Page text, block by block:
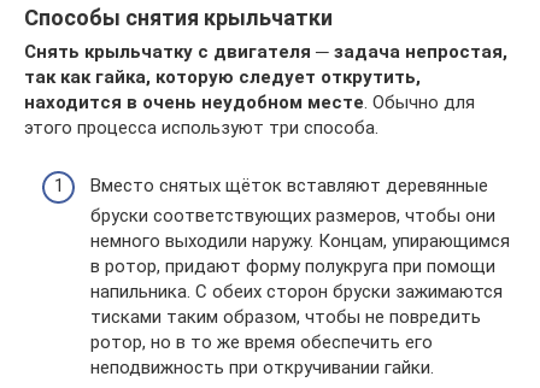
Способы снятия крыльчатки
Снять крыльчатку с двигателя ─ задача непростая,
так как гайка, которую следует открутить,
находится в очень неудобном месте . Обычно для
этого процесса используют три способа.
Вместо снятых щёток вставляют деревянные
бруски соответствующих размеров, чтобы они
немного выходили наружу. Концам, упирающимся
в ротор, придают форму полукруга при помощи
напильника. С обеих сторон бруски зажимаются
тисками таким образом, чтобы не повредить
ротор, но в то же время обеспечить его
неподвижность при откручивании гайки.